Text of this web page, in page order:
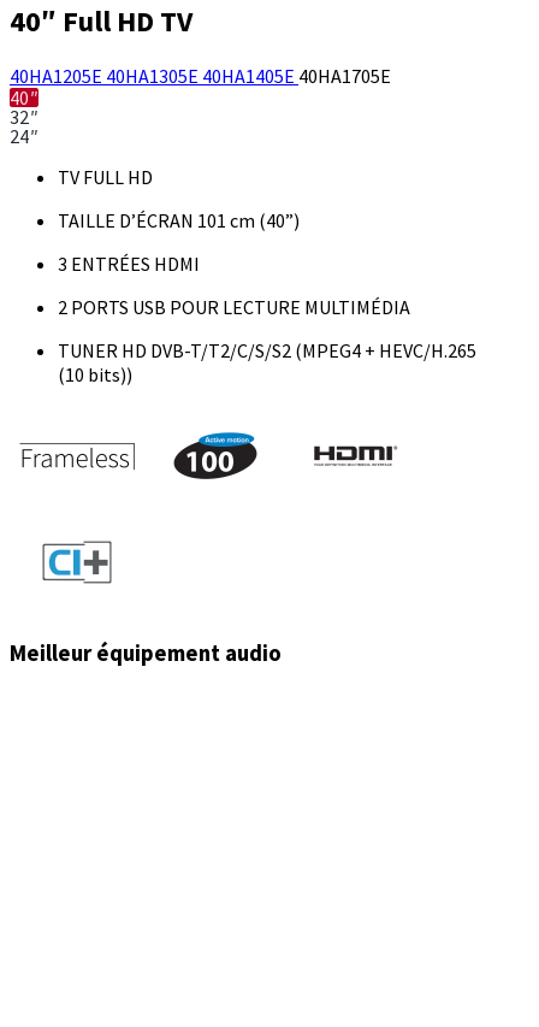
40″ Full HD TV
40HA1205E 40HA1305E 40HA1405E 40HA1705E
40″
32″
24″
TV FULL HD
TAILLE D’ÉCRAN 101 cm (40”)
3 ENTRÉES HDMI
2 PORTS USB POUR LECTURE MULTIMÉDIA
TUNER HD DVB-T/T2/C/S/S2 (MPEG4 + HEVC/H.265
(10 bits))
Meilleur équipement audio